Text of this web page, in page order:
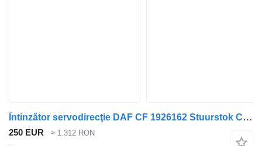
Întinzător servodirecţie DAF CF 1926162 Stuurstok CF-MX11/CF-PX7 ALS Nieuw pentru cap tractor DAF CF
250 EUR ≈ 1.312 RON